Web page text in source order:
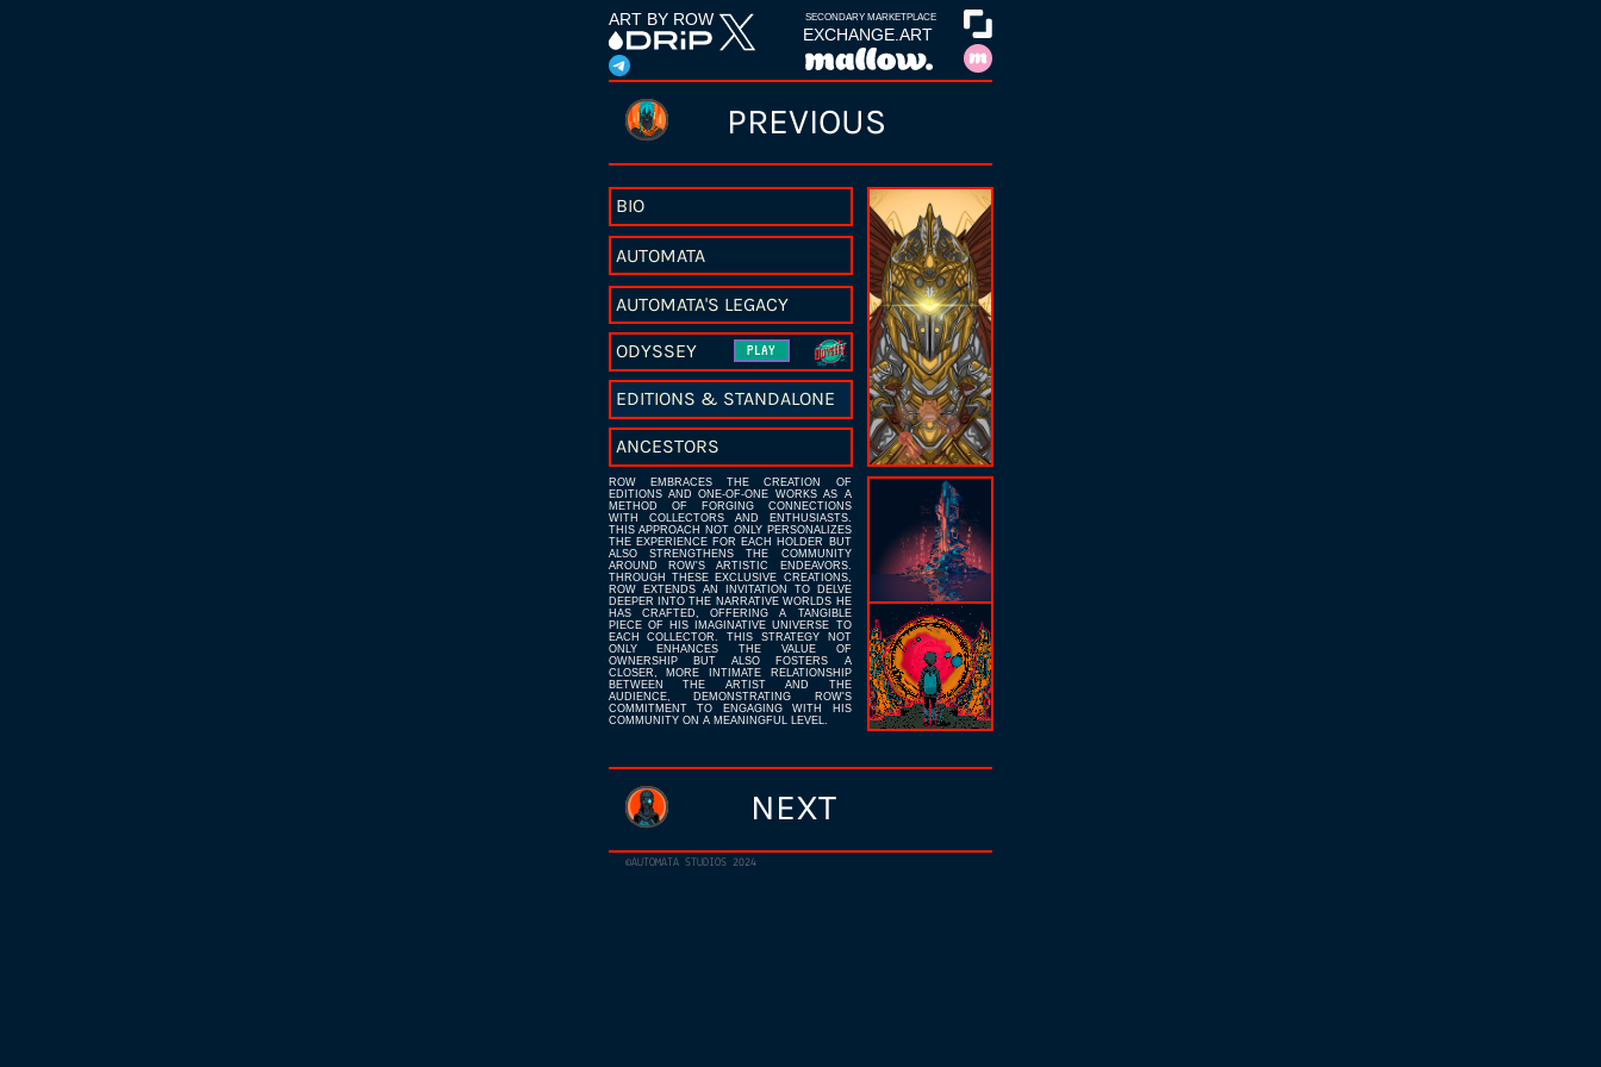
ART BY ROW
PREVIOUS
NEXT
©AUTOMATA STUDIOS 2024
EXCHANGE.ART
SECONDARY MARKETPLACE
AUTOMATA
AUTOMATA'S LEGACY
ODYSSEY PLAY
EDITIONS & STANDALONE
ANCESTORS
BIO
ROW EM BRAC ES TH E C R EAT ION OF
ED TI ON S AN D ON E-OF-ON E WOR KS AS A
M ETH OD OF FORGI N G CON N ECTI ON S
WI TH COL ECTORS AN D EN TH USI ASTS.
TH S APPROAC H N OT ON Y PERSON AL Z ES
TH E EXPER EN C E FOR EAC H HO D ER BUT
AL SO STR EN GTH EN S TH E COM M U N TY
AROU N D ROW'S ART IST IC EN D EAVORS.
TH ROUGH TH ESE EXC LUS IVE C R EATI ON S,
ROW EXTEN DS AN N VI TATI ON TO D EL VE
D EEPER N TO TH E N AR RATI VE WOR DS H E
H AS C RAFTED OFFER N G A TAN GI BL E
PI EC E OF H S MAG NAT IVE U N IVERSE TO
EAC H CO ECTOR TH S STRATEGY N OT
ON Y EN HANC ES TH E VAL U E OF
OWN ERSH P BUT A SO FOSTERS
A
C OSER MOR E N TI M ATE R EL ATI ON SH P
BETWEEN TH E ARTI ST AN D TH E
AU D EN C E, D EM ON STRAT N G ROW'S
COM M TM EN T TO EN GAGI N G W TH H S
COM M U N TY ON A M EAN N GFU EVEL